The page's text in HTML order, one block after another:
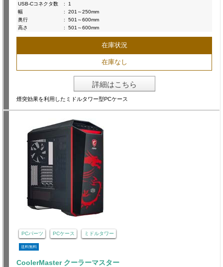
USB-Cコネクタ数
:
1
幅
:
201～250mm
奥行
:
501～600mm
高さ
: 501～600mm
在庫状況
在庫なし
詳細はこちら
煙突効果を利用したミドルタワー型PCケース
PCパーツ PCケース ミドルタワー
送料無料
CoolerMaster クーラーマスター